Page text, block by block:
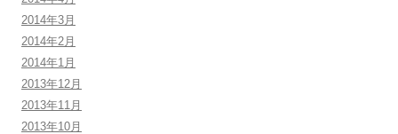
2014年3月
2014年2月
2014年1月
2013年12月
2013年11月
2013年10月